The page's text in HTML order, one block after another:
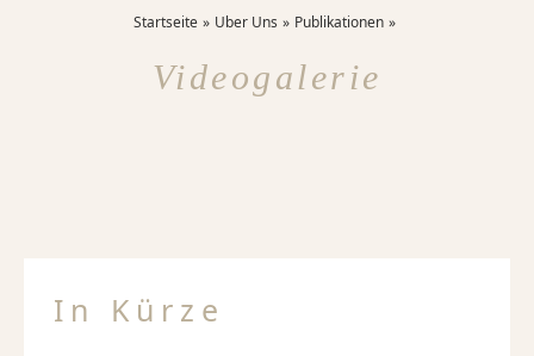
Startseite Uber Uns Publikationen
Videogalerie
In Kürze